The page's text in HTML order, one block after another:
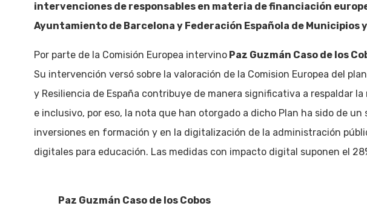
intervenciones de responsables en materia de financiación
Ayuntamiento de Barcelona y Federación Española de Municipios
Por parte de la Comisión Europea intervinoPaz Guzmán Caso de los
Su intervención versó sobre la valoración de la Comision Europea del
y Resiliencia de España contribuye de manera significativa a respaldar
e inclusivo, por eso, la nota que han otorgado a dicho Plan ha sido de
inversiones en formación y en la digitalización de la administración
digitales para educación. Las medidas con impacto digital suponen el
Paz Guzmán Caso de los Cobos